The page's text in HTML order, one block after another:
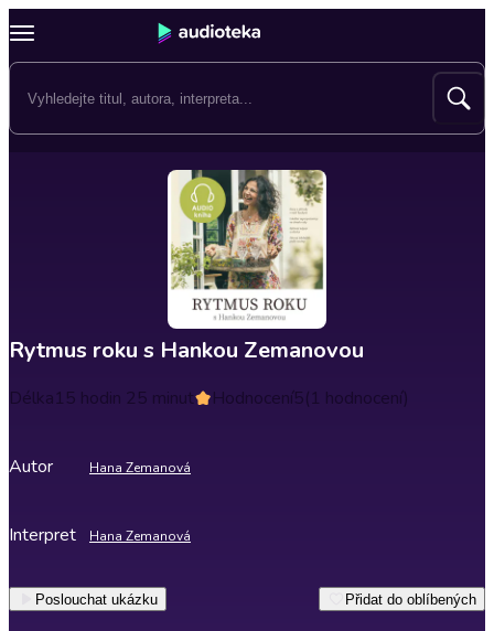
Rytmus roku s Hankou Zemanovou
Délka15 hodin 25 minut Hodnocení5(1 hodnocení)
Autor Hana Zemanová
Interpret Hana Zemanová
Poslouchat ukázku Přidat do oblíbených